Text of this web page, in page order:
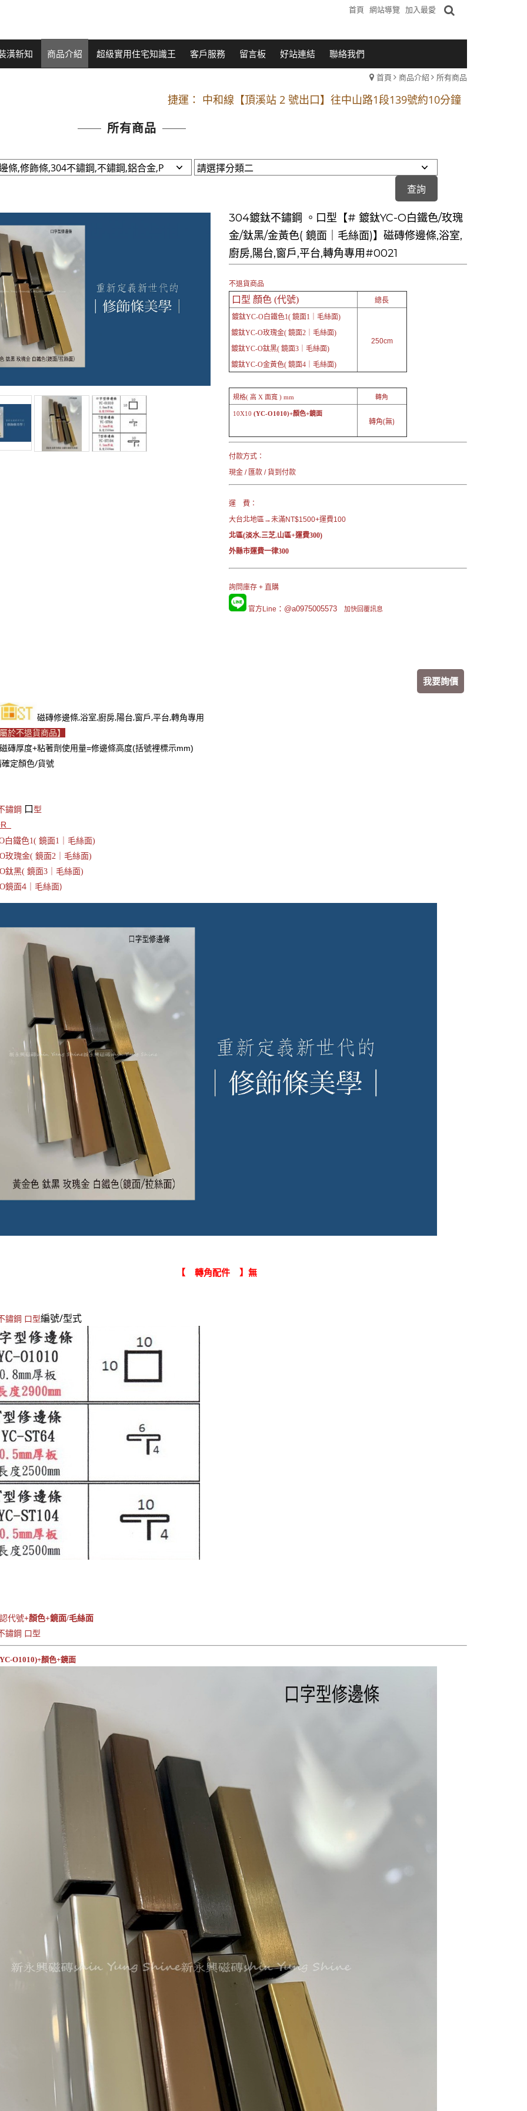
首頁 網站導覽 加入最愛
潢新知 商品介紹 超級實用住宅知識王 客戶服務 留言板 好站連結 聯絡我們
首頁 商品介紹 所有商品
開車：中山路1段 到永平路路口(樂華夜市口)門口可停車
捷運： 中和線【頂溪站 2 號出口】往中山路1段139號約10分鐘
原Line已滿 無法加Line好友 請親愛的客戶加入 LINE官方帳號@a0975005573
捷運： 中和線【頂溪站 2 號出口】往中山路1段139號約10分鐘
原Line已滿 無法加Line好友 請親愛的客戶加入 LINE官方帳號@a0975005573
所有商品
304鍍鈦不鏽鋼 。口型【# 鍍鈦YC-O白鐵色/玫瑰
金/鈦黑/金黃色( 鏡面｜毛絲面)】磁磚修邊條,浴室,
廚房,陽台,窗戶,平台,轉角專用#0021
不退貨商品
口型 顏色 (代號)
總長
鍍鈦YC-O白鐵色1( 鏡面1｜毛絲面)
鍍鈦YC-O玫瑰金( 鏡面2｜毛絲面)
鍍鈦YC-O鈦黑( 鏡面3｜毛絲面)
鍍鈦YC-O金黃色( 鏡面4｜毛絲面)
250cm
規格( 高 X 面寬 ) mm 轉角
10X10 (YC-O1010)+顏色+鏡面
轉角(無)
付款方式：
現金 / 匯款 / 貨到付款
運 費：
大台北地區→未滿NT$1500+運費100
北區(淡水.三芝.山區+運費300)
外縣市運費一律300
詢問庫存 + 直購
官方Line ：@a0975005573 加快回覆訊息
我要詢價
磁磚修邊條,浴室,廚房,陽台,窗戶,平台,轉角專用
於不退貨商品】
磚厚度+粘著劑使用量=修邊條高度(括號裡標示mm)
定顏色/貨號
鏽鋼 口型
白鐵色1( 鏡面1｜毛絲面)
O玫瑰金( 鏡面2｜毛絲面)
O鈦黑( 鏡面3｜毛絲面)
O鏡面4｜毛絲面)
【 轉角配件 】無
鏽鋼 口型編號/型式
代號+顏色+鏡面/毛絲面
鏽鋼 口型
O1010)+顏色+鏡面